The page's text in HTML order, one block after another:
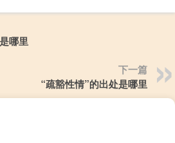
哪里
下一篇
“疏豁性情”的出处是哪里